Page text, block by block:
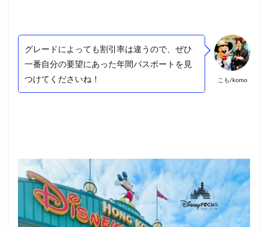
こも/komo
グレードによっても割引率は違うので、ぜひ
一番自分の要望にあった年間パスポートを見
つけてくださいね！